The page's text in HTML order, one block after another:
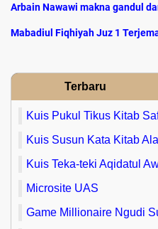
Arbain Nawawi makna gandul
Mabadiul Fiqhiyah Juz 1
Terbaru
Kuis Pukul Tikus Kitab
Kuis Susun Kata Kitab
Kuis Teka-teki Aqidatul
Microsite UAS
Game Millionaire Ngudi